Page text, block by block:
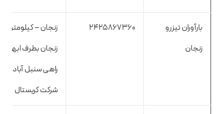
بارآوران تیزرو
زنجان
2425867360
زنجان بطرف ابهر
راهی سنبل آباد-
شرکت کریستال